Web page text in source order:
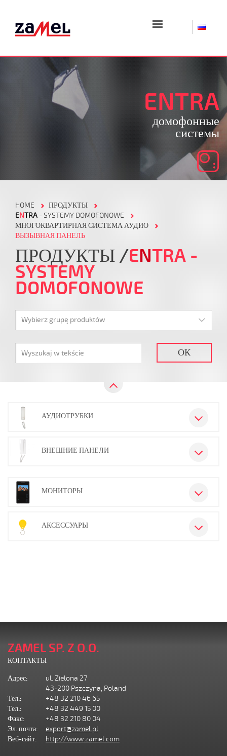
☰
ENTRA
домофонные
системы
HOME
ПРОДУКТЫ
ENTRA - SYSTEMY DOMOFONOWE
МНОГОКВАРТИРНАЯ СИСТЕМА АУДИО
ВЫЗЫВНАЯ ПАНЕЛЬ
ПРОДУКТЫ ENTRA -
SYSTEMY
DOMOFONOWE
Wybierz grupę produktów
ОК
АУДИОТРУБКИ
ВНЕШНИЕ ПАНЕЛИ
МОНИТОРЫ
АКСЕССУАРЫ
ZAMEL SP. Z O.O.
КОНТАКТЫ
Адрес:
ul. Zielona 27
43-200 Pszczyna, Poland
Тел.:
+48 32 210 46 65
Тел.:
+48 32 449 15 00
Факс:
+48 32 210 80 04
Эл. почта:
export@zamel.pl
Веб-сайт:
http://www.zamel.com